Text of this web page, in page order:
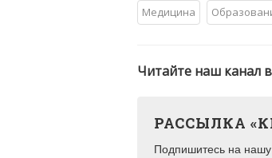
Медицина
Читайте наш канал в
РАССЫЛКА
Подпишитесь на нашу